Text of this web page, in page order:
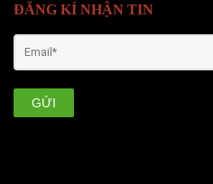
ĐĂNG KÍ NHẬN TIN
GỬI